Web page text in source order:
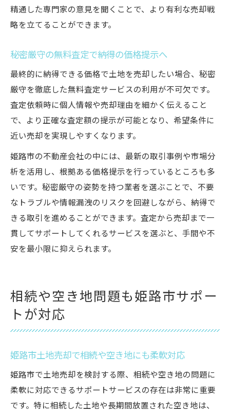
精通した専門家の意見を聞くことで、より有利な売却戦
略を立てることができます。
秘密厳守の無料査定で納得の価格提示へ
最終的に納得できる価格で土地を売却したい場合、秘密
厳守を徹底した無料査定サービスの利用が不可欠です。
査定依頼時に個人情報や売却理由を細かく伝えること
で、より正確な査定額の提示が可能となり、希望条件に
近い売却を実現しやすくなります。
姫路市の不動産会社の中には、最新の取引事例や市場分
析を活用し、根拠ある価格提示を行っているところも多
いです。秘密厳守の姿勢を持つ業者を選ぶことで、不要
なトラブルや情報漏洩のリスクを回避しながら、納得で
きる取引を進めることができます。査定から売却まで一
貫してサポートしてくれるサービスを選ぶと、手間や不
安を最小限に抑えられます。
相続や空き地問題も姫路市サポー
トが対応
姫路市土地売却で相続や空き地にも柔軟対応
姫路市で土地売却を検討する際、相続や空き地の問題に
柔軟に対応できるサポートサービスの存在は非常に重要
です。特に相続した土地や長期間放置された空き地は、